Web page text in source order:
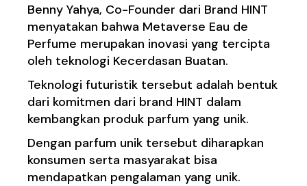
Benny Yahya, Co-Founder dari Brand HINT
menyatakan bahwa Metaverse Eau de
Perfume merupakan inovasi yang tercipta
oleh teknologi Kecerdasan Buatan.
Teknologi futuristik tersebut adalah bentuk
dari komitmen dari brand HINT dalam
kembangkan produk parfum yang unik.
Dengan parfum unik tersebut diharapkan
konsumen serta masyarakat bisa
mendapatkan pengalaman yang unik.